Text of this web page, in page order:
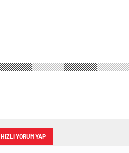
HIZLI YORUM YAP